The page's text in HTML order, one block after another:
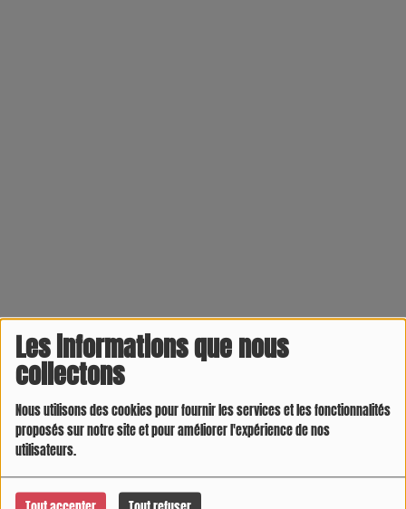
Les informations que nous
collectons
Nous utilisons des cookies pour fournir les services et les fonctionnalités
proposés sur notre site et pour améliorer l'expérience de nos
utilisateurs.
Baratto Isabelle (employée de restauration)
Raymond Claude (gestionnaire, retraité)
Pilliaudin Thierry (cadre banque, retraité, maire sortant)